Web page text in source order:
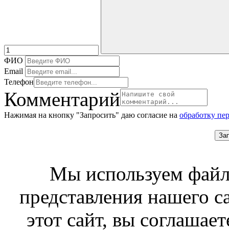
ФИО
Email
Телефон
Комментарий
Нажимая на кнопку "Запросить" даю согласие на обработку
Мы используем
представления нашего
этот сайт, вы